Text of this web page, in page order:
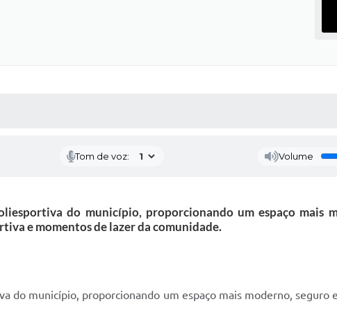
Tom de voz: Volume
do município, proporcionando um espaço mais
e momentos de lazer da comunidade.
do município, proporcionando um espaço mais moderno, seguro